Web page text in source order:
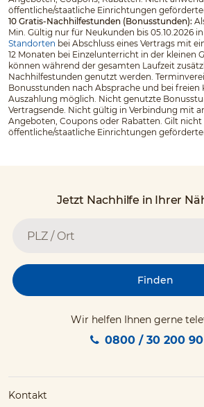
öffentliche/staatliche Einrichtungen
10 Gratis-Nachhilfestunden (Bonusstunden):
Min. Gültig nur für Neukunden bis 05.10.2026 in
Standorten bei Abschluss eines Vertrags mit
12 Monaten bei Einzelunterricht in der kleinen
können während der gesamten Laufzeit
Nachhilfestunden genutzt werden.
Bonusstunden nach Absprache und bei freien
Auszahlung möglich. Nicht genutzte
Vertragsende. Nicht gültig in Verbindung mit
Angeboten, Coupons oder Rabatten. Gilt nicht
öffentliche/staatliche Einrichtungen
Jetzt Nachhilfe in Ihrer
Finden
Wir helfen Ihnen gerne
0800 / 30 200
Kontakt